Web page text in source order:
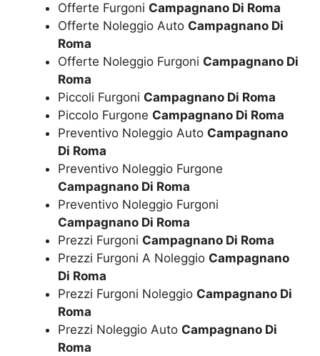
Offerte Furgoni Campagnano Di Roma
Offerte Noleggio Auto Campagnano Di
Roma
Offerte Noleggio Furgoni Campagnano Di
Roma
Piccoli Furgoni Campagnano Di Roma
Piccolo Furgone Campagnano Di Roma
Preventivo Noleggio Auto Campagnano
Di Roma
Preventivo Noleggio Furgone
Campagnano Di Roma
Preventivo Noleggio Furgoni
Campagnano Di Roma
Prezzi Furgoni Campagnano Di Roma
Prezzi Furgoni A Noleggio Campagnano
Di Roma
Prezzi Furgoni Noleggio Campagnano Di
Roma
Prezzi Noleggio Auto Campagnano Di
Roma